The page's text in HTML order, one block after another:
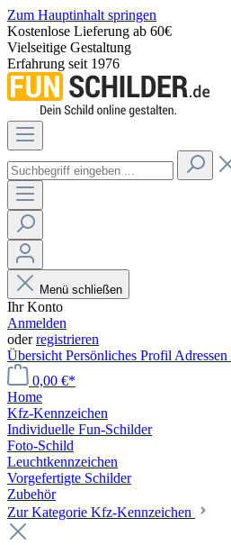
Zum Hauptinhalt springen
Kostenlose Lieferung ab 60€
Vielseitige Gestaltung
Erfahrung seit 1976
Menü schließen
Ihr Konto
Anmelden
oderregistrieren
Übersicht Persönliches Profil Adressen
0,00 €*
Home
Kfz-Kennzeichen
Individuelle Fun-Schilder
Foto-Schild
Leuchtkennzeichen
Vorgefertigte Schilder
Zubehör
Zur Kategorie Kfz-Kennzeichen